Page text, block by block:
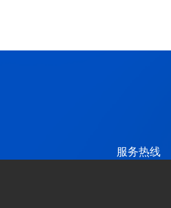
服务热线